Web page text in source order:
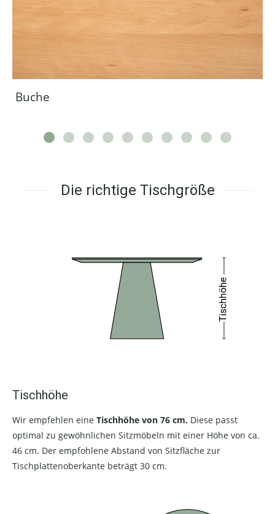
Buche
Die richtige Tischgröße
Tischhöhe
Wir empfehlen eine Tischhöhe von 76 cm. Diese passt
optimal zu gewöhnlichen Sitzmöbeln mit einer Höhe von ca.
46 cm. Der empfohlene Abstand von Sitzfläche zur
Tischplattenoberkante beträgt 30 cm.